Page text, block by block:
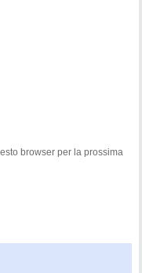
browser per la prossima